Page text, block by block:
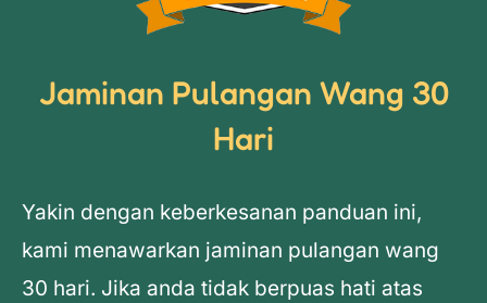
Jaminan Pulangan Wang 30
Hari
Yakin dengan keberkesanan panduan ini,
kami menawarkan jaminan pulangan wang
30 hari. Jika anda tidak berpuas hati atas